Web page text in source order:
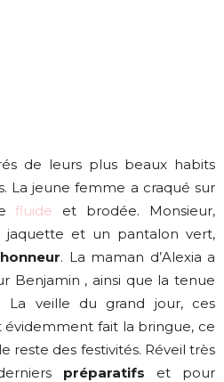
de leurs plus beaux habits
La jeune femme a craqué sur
fluide et brodée. Monsieur,
et un pantalon vert,
. La maman d’Alexia a
Benjamin , ainsi que la tenue
La veille du grand jour, ces
fait la bringue, ce
reste des festivités. Réveil très
préparatifs et pour